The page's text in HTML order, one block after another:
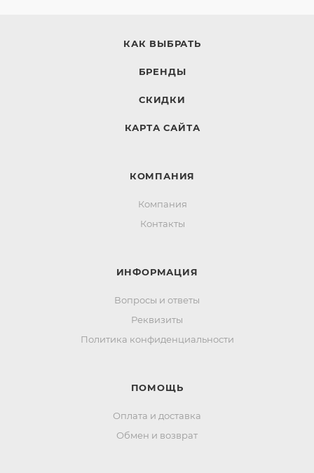
КАК ВЫБРАТЬ
БРЕНДЫ
СКИДКИ
КАРТА САЙТА
КОМПАНИЯ
Компания
Контакты
ИНФОРМАЦИЯ
Вопросы и ответы
Реквизиты
Политика конфиденциальности
ПОМОЩЬ
Оплата и доставка
Обмен и возврат